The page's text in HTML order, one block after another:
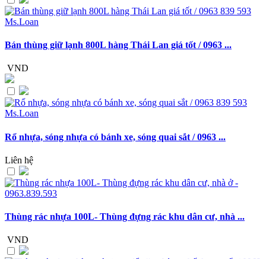
Bán thùng giữ lạnh 800L hàng Thái Lan giá tốt / 0963 ...
VND
Rổ nhựa, sóng nhựa có bánh xe, sóng quai sắt / 0963 ...
Liên hệ
Thùng rác nhựa 100L- Thùng đựng rác khu dân cư, nhà ...
VND